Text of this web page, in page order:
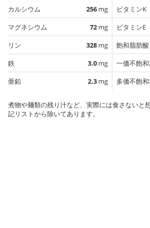
カルシウム
256 mg
マグネシウム
72 mg
リン
328 mg
鉄
3.0 mg
亜鉛
2.3 mg
ビタミンK
ビタミンE
飽和脂肪酸
一価不飽
多価不飽
煮物や麺類の残り汁など、実際には食さないと
記リストから除いてあります。